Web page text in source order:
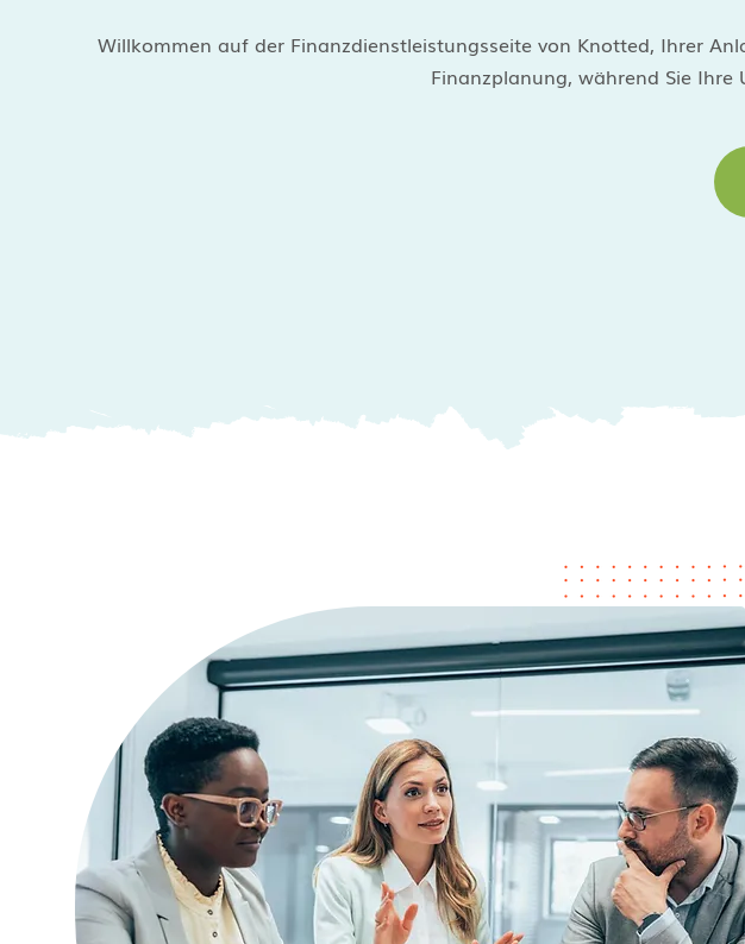
Willkommen auf der Finanzdienstleistungsseite von Knotted, Ihrer
Finanzplanung, während Sie Ihre